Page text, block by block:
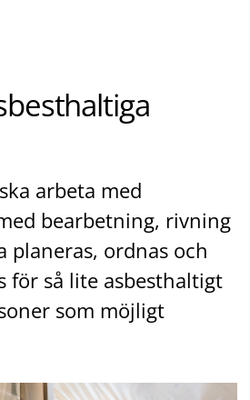
arbeta med
bearbetning, rivning
planeras, ordnas och
för så lite asbesthaltigt
som möjligt